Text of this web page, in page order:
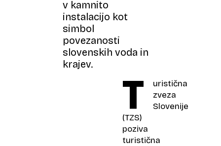
v kamnito
instalacijo kot
simbol
povezanosti
slovenskih voda in
krajev.
T
uristična
zveza
Slovenije
(TZS)
poziva
turistična